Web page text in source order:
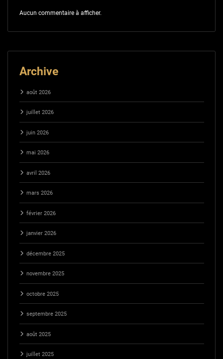
Aucun commentaire à afficher.
Archive
août 2026
juillet 2026
juin 2026
mai 2026
avril 2026
mars 2026
février 2026
janvier 2026
décembre 2025
novembre 2025
octobre 2025
septembre 2025
août 2025
juillet 2025